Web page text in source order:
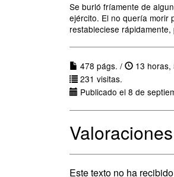
Se burló fríamente de
ejército. El no quería morir
restableciese
478 págs. /
13 horas,
231 visitas.
Publicado el 8 de
Valoraciones
Este texto no ha